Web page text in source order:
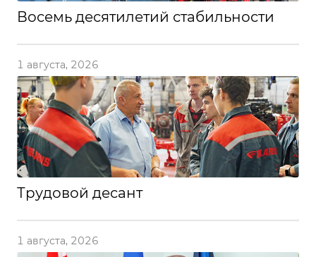
Восемь десятилетий стабильности
1 августа, 2026
Трудовой десант
1 августа, 2026